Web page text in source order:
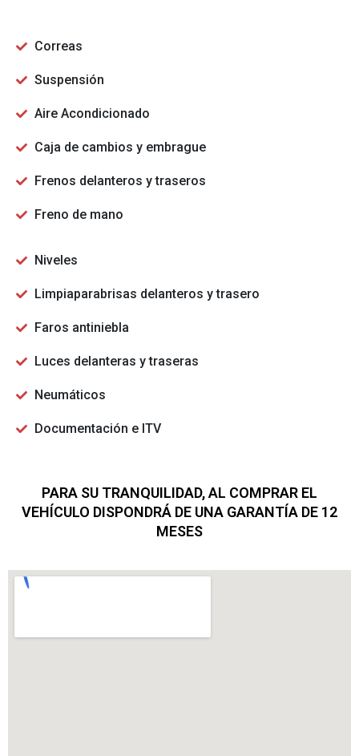
Correas
Suspensión
Aire Acondicionado
Caja de cambios y embrague
Frenos delanteros y traseros
Freno de mano
Niveles
Limpiaparabrisas delanteros y trasero
Faros antiniebla
Luces delanteras y traseras
Neumáticos
Documentación e ITV
PARA SU TRANQUILIDAD, AL COMPRAR EL
VEHÍCULO DISPONDRÁ DE UNA GARANTÍA DE 12
MESES